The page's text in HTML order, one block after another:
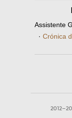
Assistente
· Crónica